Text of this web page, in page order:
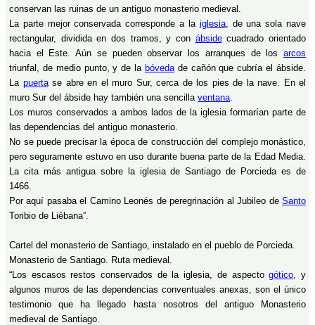
conservan las ruinas de un antiguo monasterio medieval.
La parte mejor conservada corresponde a la iglesia, de una sola nave
rectangular, dividida en dos tramos, y con ábsidecuadrado orientado
hacia el Este. Aún se pueden observar los arranques de los arcos
triunfal, de medio punto, y de la bóvedade cañón que cubría el ábside.
La puertase abre en el muro Sur, cerca de los pies de la nave. En el
muro Sur del ábside hay también una sencilla ventana.
Los muros conservados a ambos lados de la iglesia formarían parte de
las dependencias del antiguo monasterio.
No se puede precisar la época de construcción del complejo monástico,
pero seguramente estuvo en uso durante buena parte de la Edad Media.
La cita más antigua sobre la iglesia de Santiago de Porcieda es de
1466.
Por aquí pasaba el Camino Leonés de peregrinación al Jubileo de Santo
Toribio de Liébana”.
Cartel del monasterio de Santiago, instalado en el pueblo de Porcieda.
Monasterio de Santiago. Ruta medieval.
“Los escasos restos conservados de la iglesia, de aspectogótico, y
algunos muros de las dependencias conventuales anexas, son el único
testimonio que ha llegado hasta nosotros del antiguo Monasterio
medieval de Santiago.